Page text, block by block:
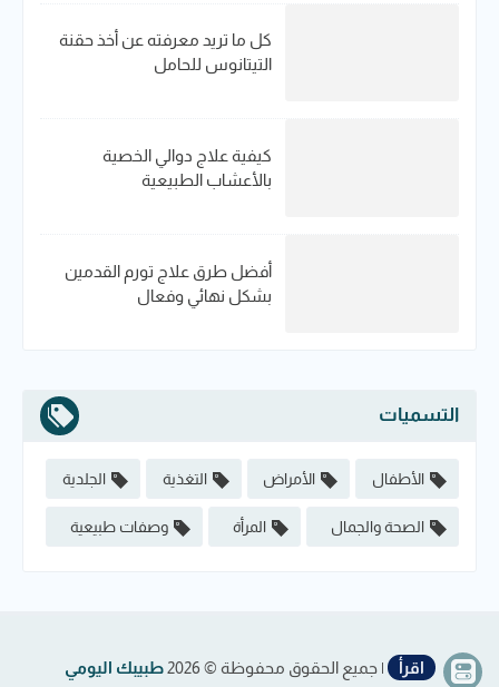
كل ما تريد معرفته عن أخذ حقنة
التيتانوس للحامل
كيفية علاج دوالي الخصية
بالأعشاب الطبيعية
أفضل طرق علاج تورم القدمين
بشكل نهائي وفعال
التسميات
الأطفال الأمراض التغذية الجلدية
الصحة والجمال المرأة وصفات طبيعية
اقرأ | جميع الحقوق محفوظة ©2026 طبيبك اليومي